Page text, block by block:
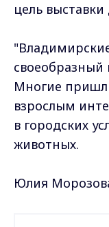
цель выставки
своеобразный
Многие
взрослым
в городских
животных.
Юлия